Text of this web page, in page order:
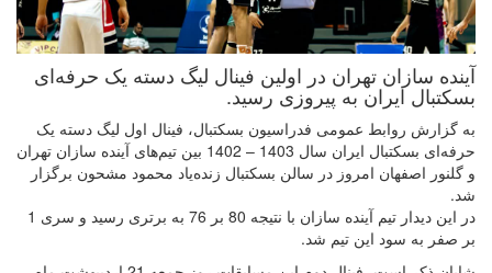
آینده سازان تهران در اولین فینال لیگ دسته یک حرفه‌ای
بسکتبال ایران به پیروزی رسید.
به گزارش روابط عمومی فدراسیون بسکتبال، فینال اول لیگ دسته یک
حرفه‌ای بسکتبال ایران سال 1403 – 1402 بین تیم‌های آینده سازان تهران
و گلنور اصفهان امروز در سالن بسکتبال زنده‌یاد محمود مشحون برگزار
شد.
در این دیدار تیم آینده سازان با نتیجه 80 بر 76 به برتری رسید و سری 1
بر صفر به سود این تیم شد.